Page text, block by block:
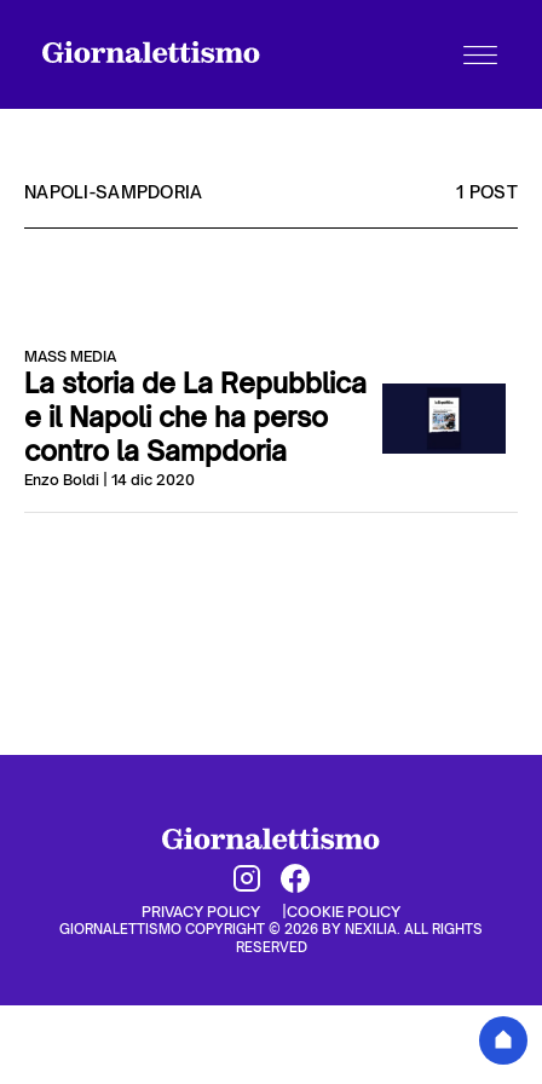
Chi siamo
Contatti
NAPOLI-SAMPDORIA 1 POST
MASS MEDIA
La storia de La Repubblica
e il Napoli che ha perso
contro la Sampdoria
Enzo Boldi | 14 dic 2020
PRIVACY POLICY COOKIE POLICY
GIORNALETTISMO COPYRIGHT © 2026 BY NEXILIA. ALL RIGHTS
RESERVED